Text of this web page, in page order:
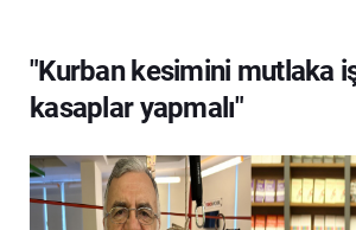
"Kurban kesimini mutlaka
kasaplar yapmalı"